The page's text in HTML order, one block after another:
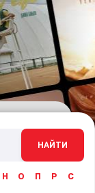
НАЙТИ
Н О П Р
С